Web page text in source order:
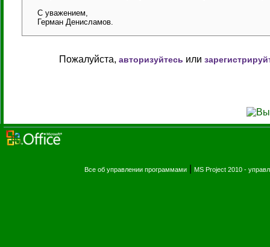
С уважением,
Герман Денисламов.
Пожалуйста, авторизуйтесь или
Все об управлении программами MS Project 2010 -